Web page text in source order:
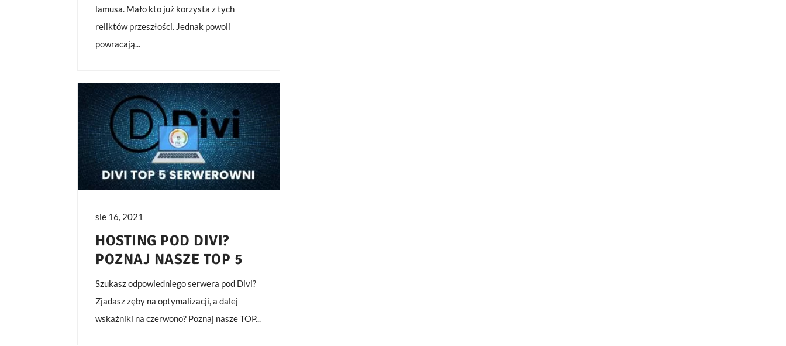
lamusa. Mało kto już korzysta z tych
reliktów przeszłości. Jednak powoli
powracają...
sie 16, 2021
HOSTING POD DIVI?
POZNAJ NASZE TOP 5
Szukasz odpowiedniego serwera pod Divi?
Zjadasz zęby na optymalizacji, a dalej
wskaźniki na czerwono? Poznaj nasze TOP...